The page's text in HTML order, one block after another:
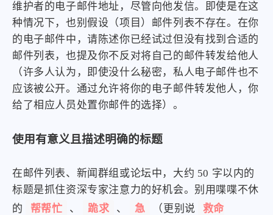
维护者的电子邮件地址，尽管向他发信。即使是在这
种情况下，也别假设（项目）邮件列表不存在。在你
的电子邮件中，请陈述你已经试过但没有找到合适的
邮件列表，也提及你不反对将自己的邮件转发给他人
（许多人认为，即使没什么秘密，私人电子邮件也不
应该被公开。通过允许将你的电子邮件转发他人，你
给了相应人员处置你邮件的选择）。
使用有意义且描述明确的标题
在邮件列表、新闻群组或论坛中，大约 50 字以内的
标题是抓住资深专家注意力的好机会。别用喋喋不休
的
帮帮忙 、 跪求 、 急 （更别说
救命